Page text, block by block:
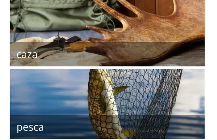
caza
pesca